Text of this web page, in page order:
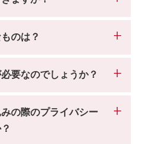
のは？
要なのでしょうか？
の際のプライバシー